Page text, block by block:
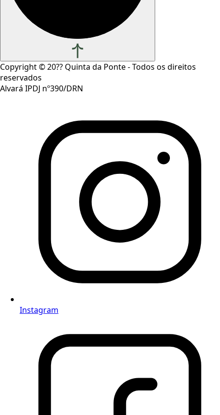
Copyright ©20?? Quinta da Ponte - Todos os direitos
reservados
Alvará IPDJ nº390/DRN
Instagram